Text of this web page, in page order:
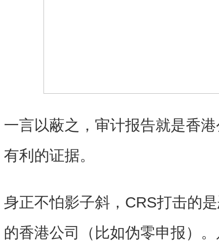
一言以蔽之，审计报告就是香
有利的证据。
身正不怕影子斜，CRS打击的
的香港公司（比如伪零申报）